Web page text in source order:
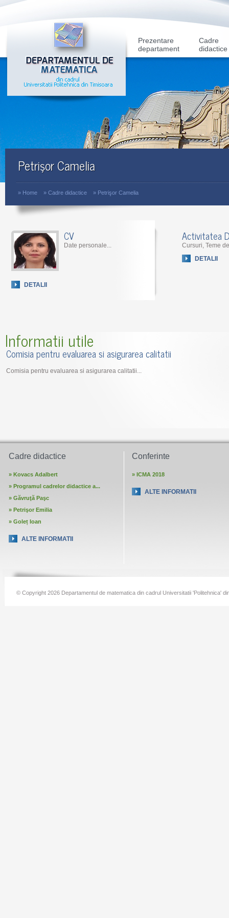
Prezentare
departament
Cadre
didactice
Petrişor Camelia
» Home » Cadre didactice » Petrişor Camelia
CV
Date personale...
DETALII
Activitatea
Cursuri, Teme
DETALII
Informatii utile
Comisia pentru evaluarea si asigurarea calitatii
Comisia pentru evaluarea si asigurarea calitatii...
Cadre didactice
» Kovacs Adalbert
» Programul cadrelor didactice a...
» Găvruţă Paşc
» Petrişor Emilia
» Goleț Ioan
ALTE INFORMATII
Conferinte
» ICMA 2018
ALTE INFORMATII
© Copyright 2026 Departamentul de matematica din cadrul Universitatii 'Politehnica'